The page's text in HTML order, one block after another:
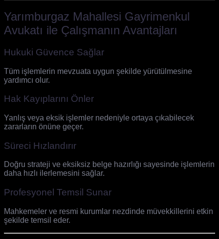
Yarımburgaz Mahallesi Gayrimenkul
Avukatı ile Çalışmanın Avantajları
Hukuki Güvence Sağlar
Tüm işlemlerin mevzuata uygun şekilde yürütülmesine
yardımcı olur.
Hak Kayıplarını Önler
Yanlış veya eksik işlemler nedeniyle ortaya çıkabilecek
zararların önüne geçer.
Süreci Hızlandırır
Doğru strateji ve eksiksiz belge hazırlığı sayesinde işlemlerin
daha hızlı ilerlemesini sağlar.
Profesyonel Temsil Sunar
Mahkemeler ve resmi kurumlar nezdinde müvekkillerini etkin
şekilde temsil eder.